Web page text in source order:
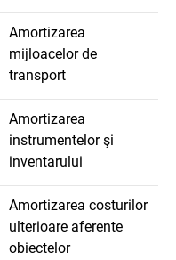
Amortizarea
mijloacelor de
transport
Amortizarea
instrumentelor şi
inventarului
Amortizarea costurilor
ulterioare aferente
obiectelor